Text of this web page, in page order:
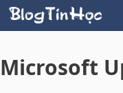
Skip
to
Microsoft